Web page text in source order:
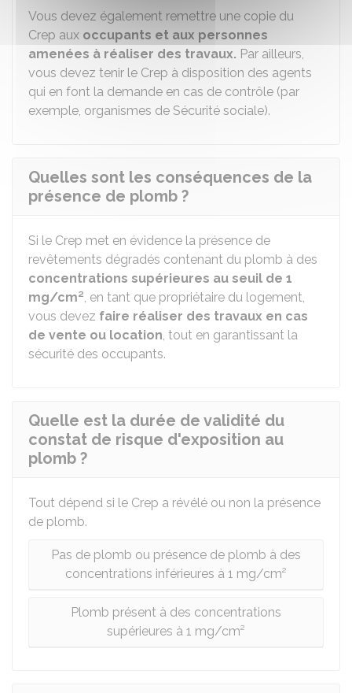
Vous devez également remettre une copie du
Crep aux occupants et aux personnes
amenées à réaliser des travaux. Par ailleurs,
vous devez tenir le Crep à disposition des agents
qui en font la demande en cas de contrôle (par
exemple, organismes de Sécurité sociale).
Quelles sont les conséquences de la
présence de plomb ?
Si le Crep met en évidence la présence de
revêtements dégradés contenant du plomb à des
concentrations supérieures au seuil de 1
mg/cm², en tant que propriétaire du logement,
vous devez faire réaliser des travaux en cas
de vente ou location, tout en garantissant la
sécurité des occupants.
Quelle est la durée de validité du
constat de risque d'exposition au
plomb ?
Tout dépend si le Crep a révélé ou non la présence
de plomb.
Pas de plomb ou présence de plomb à des
concentrations inférieures à 1 mg/cm²
Plomb présent à des concentrations
supérieures à 1 mg/cm²